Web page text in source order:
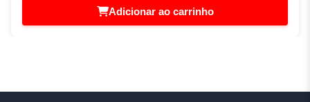
Adicionar ao carrinho